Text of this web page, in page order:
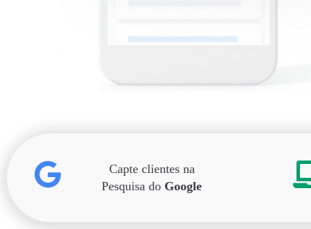
Capte clientes na
Pesquisa do Google